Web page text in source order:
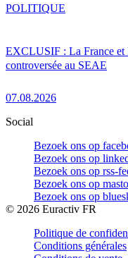
EXCLUSIF : La France et
controversée au SEAE
07.08.2026
POLITIQUE
Social
Bezoek ons op
Bezoek ons op
Bezoek ons op rss-
Bezoek ons op
Bezoek ons op
© 2026 Euractiv FR
Politique de
Conditions générales